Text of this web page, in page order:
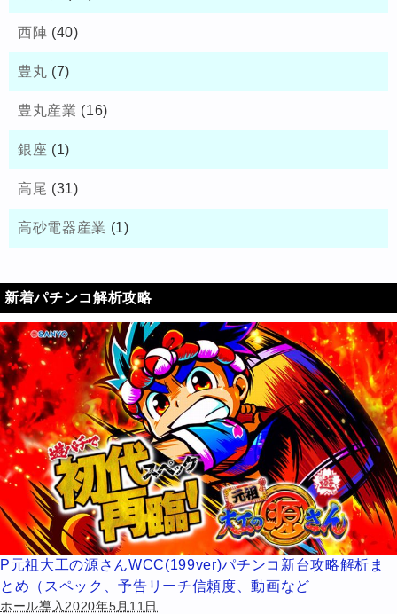
西陣 (40)
豊丸 (7)
豊丸産業 (16)
銀座 (1)
高尾 (31)
高砂電器産業 (1)
新着パチンコ解析攻略
P元祖大工の源さんWCC(199ver)パチンコ新台攻略解析ま
とめ（スペック、予告リーチ信頼度、動画など
ホール導入2020年5月11日